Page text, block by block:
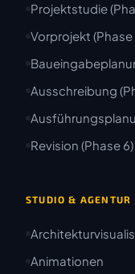
Projektstudie
Vorprojekt (Phase
Ausschreibung
Revision (Phase 6)
STUDIO & AGENTUR
Animationen